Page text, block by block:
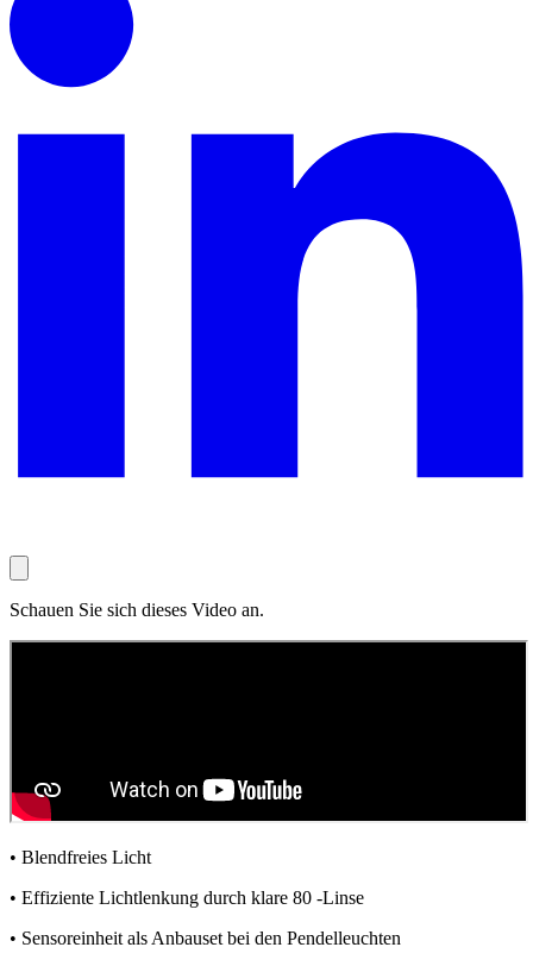
Schauen Sie sich dieses Video an.
• Blendfreies Licht
• Effiziente Lichtlenkung durch klare 80 -Linse
• Sensoreinheit als Anbauset bei den Pendelleuchten